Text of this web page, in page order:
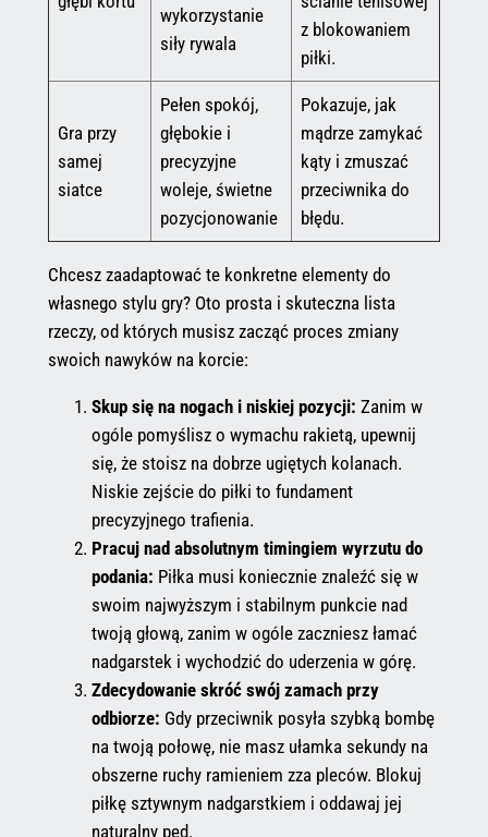
wykorzystanie
siły rywala
z blokowaniem
piłki.
Gra przy
samej
siatce
Pełen spokój,
głębokie i
precyzyjne
woleje, świetne
pozycjonowanie
Pokazuje, jak
mądrze zamykać
kąty i zmuszać
przeciwnika do
błędu.
Chcesz zaadaptować te konkretne elementy do
własnego stylu gry? Oto prosta i skuteczna lista
rzeczy, od których musisz zacząć proces zmiany
swoich nawyków na korcie:
Skup się na nogach i niskiej pozycji: Zanim w
ogóle pomyślisz o wymachu rakietą, upewnij
się, że stoisz na dobrze ugiętych kolanach.
Niskie zejście do piłki to fundament
precyzyjnego trafienia.
Pracuj nad absolutnym timingiem wyrzutu do
podania: Piłka musi koniecznie znaleźć się w
swoim najwyższym i stabilnym punkcie nad
twoją głową, zanim w ogóle zaczniesz łamać
nadgarstek i wychodzić do uderzenia w górę.
Zdecydowanie skróć swój zamach przy
odbiorze: Gdy przeciwnik posyła szybką bombę
na twoją połowę, nie masz ułamka sekundy na
obszerne ruchy ramieniem zza pleców. Blokuj
piłkę sztywnym nadgarstkiem i oddawaj jej
naturalny pęd.